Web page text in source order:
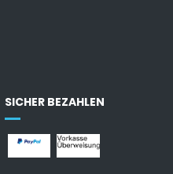
SICHER BEZAHLEN